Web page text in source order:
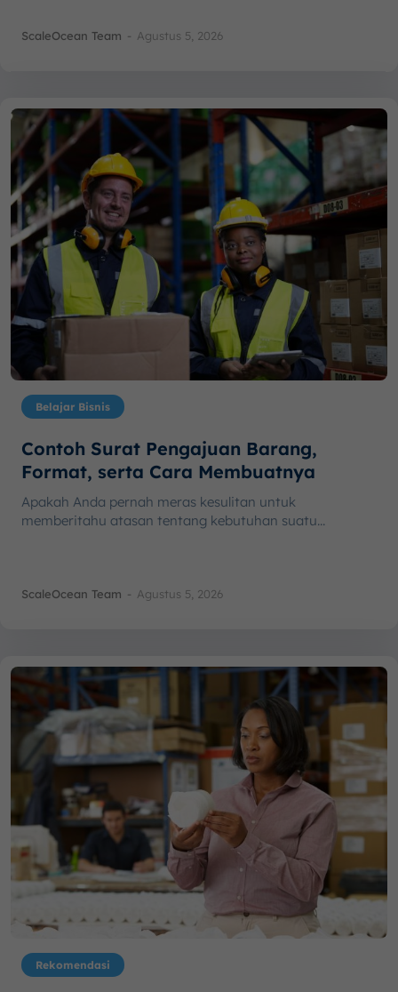
ScaleOcean Team - Agustus 5, 2026
Belajar Bisnis
Contoh Surat Pengajuan Barang,
Format, serta Cara Membuatnya
Apakah Anda pernah meras kesulitan untuk
memberitahu atasan tentang kebutuhan suatu...
ScaleOcean Team - Agustus 5, 2026
Rekomendasi